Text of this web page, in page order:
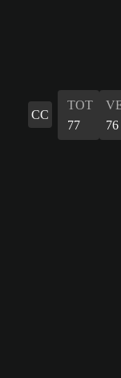
CC
TOT
77
76